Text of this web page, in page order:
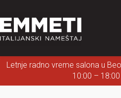
Letnje radno vreme salona u
10:00 –